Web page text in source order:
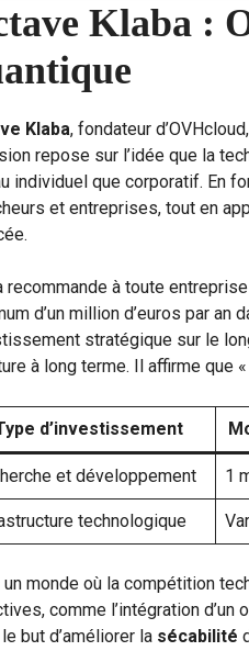
Klaba :
Klaba, fondateur
repose sur l’idée que la
individuel que corporatif. En
et entreprises, tout en
recommande à toute
d’un million d’euros par
stratégique sur le
à long terme. Il affirme que
d’investissement
et développement 1
technologique
un monde où la compétition
comme l’intégration d’un
but d’améliorer la sécabilité